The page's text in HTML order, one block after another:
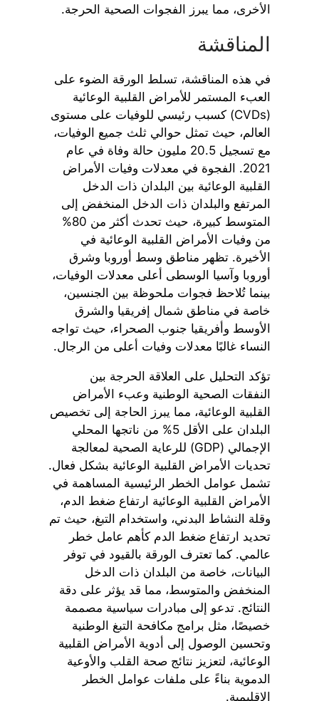
الأخرى، مما يبرز الفجوات الصحية الحرجة.
المناقشة
في هذه المناقشة، تسلط الورقة الضوء على
العبء المستمر للأمراض القلبية الوعائية
(CVDs) كسبب رئيسي للوفيات على مستوى
العالم، حيث تمثل حوالي ثلث جميع الوفيات،
مع تسجيل 20.5 مليون حالة وفاة في عام
2021. الفجوة في معدلات وفيات الأمراض
القلبية الوعائية بين البلدان ذات الدخل
المرتفع والبلدان ذات الدخل المنخفض إلى
المتوسط كبيرة، حيث تحدث أكثر من 80%
من وفيات الأمراض القلبية الوعائية في
الأخيرة. تظهر مناطق وسط أوروبا وشرق
أوروبا وآسيا الوسطى أعلى معدلات الوفيات،
بينما تُلاحظ فجوات ملحوظة بين الجنسين،
خاصة في مناطق شمال إفريقيا والشرق
الأوسط وأفريقيا جنوب الصحراء، حيث تواجه
النساء غالبًا معدلات وفيات أعلى من الرجال.
تؤكد التحليل على العلاقة الحرجة بين
النفقات الصحية الوطنية وعبء الأمراض
القلبية الوعائية، مما يبرز الحاجة إلى تخصيص
البلدان على الأقل 5% من ناتجها المحلي
الإجمالي (GDP) للرعاية الصحية لمعالجة
تحديات الأمراض القلبية الوعائية بشكل فعال.
تشمل عوامل الخطر الرئيسية المساهمة في
الأمراض القلبية الوعائية ارتفاع ضغط الدم،
وقلة النشاط البدني، واستخدام التبغ، حيث تم
تحديد ارتفاع ضغط الدم كأهم عامل خطر
عالمي. كما تعترف الورقة بالقيود في توفر
البيانات، خاصة من البلدان ذات الدخل
المنخفض والمتوسط، مما قد يؤثر على دقة
النتائج. تدعو إلى مبادرات سياسية مصممة
خصيصًا، مثل برامج مكافحة التبغ الوطنية
وتحسين الوصول إلى أدوية الأمراض القلبية
الوعائية، لتعزيز نتائج صحة القلب والأوعية
الدموية بناءً على ملفات عوامل الخطر
الإقليمية.